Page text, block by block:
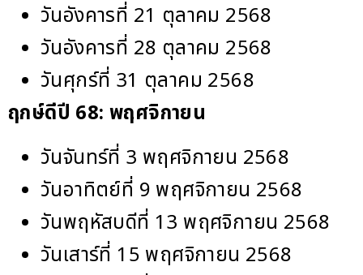
วันอังคารที่ 21 ตุลาคม 2568
วันอังคารที่ 28 ตุลาคม 2568
วันศุกร์ที่ 31 ตุลาคม 2568
ฤกษ์ดีปี 68: พฤศจิกายน
วันจันทร์ที่ 3 พฤศจิกายน 2568
วันอาทิตย์ที่ 9 พฤศจิกายน 2568
วันพฤหัสบดีที่ 13 พฤศจิกายน 2568
วันเสาร์ที่ 15 พฤศจิกายน 2568